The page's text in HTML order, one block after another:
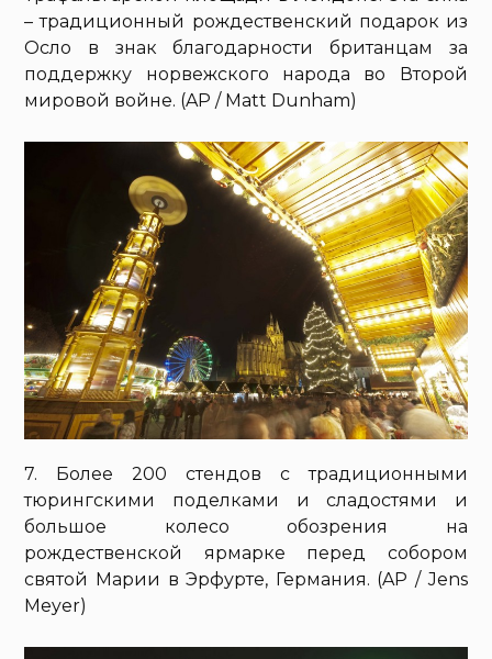
– традиционный рождественский подарок из
Осло в знак благодарности британцам за
поддержку норвежского народа во Второй
мировой войне. (AP / Matt Dunham)
7. Более 200 стендов с традиционными
тюрингскими поделками и сладостями и
большое колесо обозрения на
рождественской ярмарке перед собором
святой Марии в Эрфурте, Германия. (AP / Jens
Meyer)